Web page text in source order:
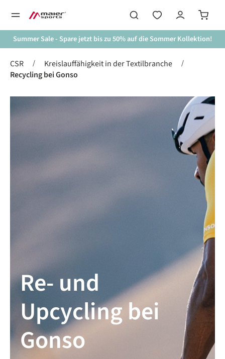
springen
Summer Sale - Spare jetzt bis zu 50% auf die Sommer Kollektion!
CSR / Kreislauffähigkeit in der Textilbranche /
Recycling bei Gonso
Re- und
Upcycling bei
Gonso